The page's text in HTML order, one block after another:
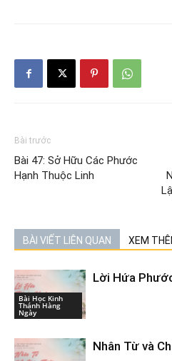
Bài trước
Bài 47: Sở Hữu Các Phước
Hạnh Thuộc Linh
BÀI VIẾT LIÊN QUAN XEM
Bài Học Kinh
Thánh Hàng
Ngày
Lời Hứa
Nhân Từ và